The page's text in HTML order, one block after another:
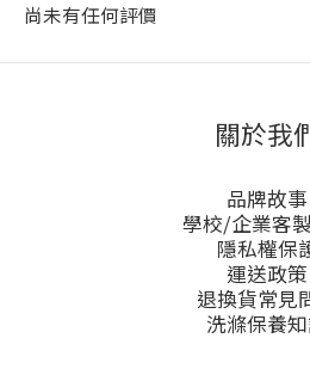
尚未有任何評價
關於我
品牌故事
學校/企業客
隱私權保
運送政策
退換貨常見
洗滌保養